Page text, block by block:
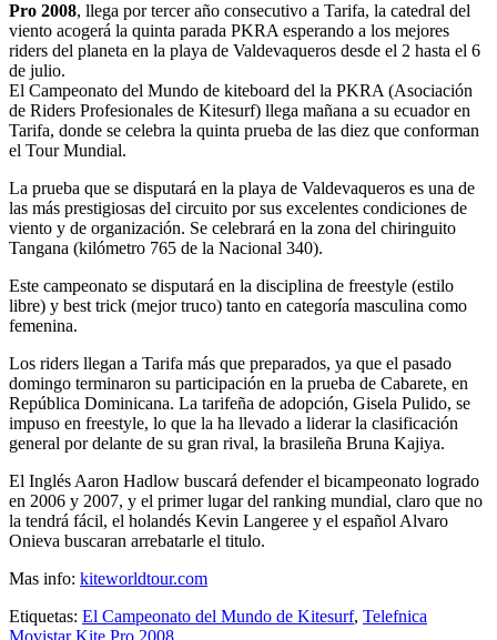
Pro 2008, llega por tercer año consecutivo a Tarifa, la catedral del
viento acogerá la quinta parada PKRA esperando a los mejores
riders del planeta en la playa de Valdevaqueros desde el 2 hasta el 6
de julio.
El Campeonato del Mundo de kiteboard del la PKRA (Asociación
de Riders Profesionales de Kitesurf) llega mañana a su ecuador en
Tarifa, donde se celebra la quinta prueba de las diez que conforman
el Tour Mundial.
La prueba que se disputará en la playa de Valdevaqueros es una de
las más prestigiosas del circuito por sus excelentes condiciones de
viento y de organización. Se celebrará en la zona del chiringuito
Tangana (kilómetro 765 de la Nacional 340).
Este campeonato se disputará en la disciplina de freestyle (estilo
libre) y best trick (mejor truco) tanto en categoría masculina como
femenina.
Los riders llegan a Tarifa más que preparados, ya que el pasado
domingo terminaron su participación en la prueba de Cabarete, en
República Dominicana. La tarifeña de adopción, Gisela Pulido, se
impuso en freestyle, lo que la ha llevado a liderar la clasificación
general por delante de su gran rival, la brasileña Bruna Kajiya.
El Inglés Aaron Hadlow buscará defender el bicampeonato logrado
en 2006 y 2007, y el primer lugar del ranking mundial, claro que no
la tendrá fácil, el holandés Kevin Langeree y el español Alvaro
Onieva buscaran arrebatarle el titulo.
Mas info: kiteworldtour.com
Etiquetas: El Campeonato del Mundo de Kitesurf, Telefnica
Movistar Kite Pro 2008